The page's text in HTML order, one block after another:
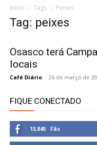
Início Tags Peixes
Tag: peixes
Osasco terá
locais
Café Diário - 26 de março de
FIQUE CONECTADO
13,845 Fãs